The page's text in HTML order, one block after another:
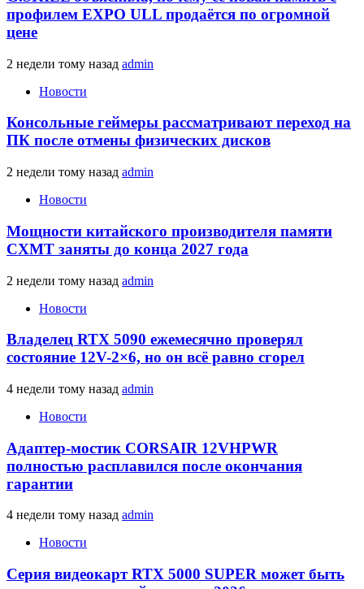
профилем EXPO ULL продаётся по огромной
цене
2 недели тому назад admin
Новости
Консольные геймеры рассматривают переход на
ПК после отмены физических дисков
2 недели тому назад admin
Новости
Мощности китайского производителя памяти
CXMT заняты до конца 2027 года
2 недели тому назад admin
Новости
Владелец RTX 5090 ежемесячно проверял
состояние 12V-2×6, но он всё равно сгорел
4 недели тому назад admin
Новости
Адаптер-мостик CORSAIR 12VHPWR
полностью расплавился после окончания
гарантии
4 недели тому назад admin
Новости
Серия видеокарт RTX 5000 SUPER может быть